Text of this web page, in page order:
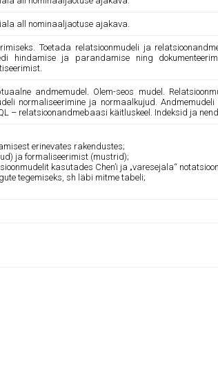
all nominaaljaotuse ajakava.
Toetada relatsioonmudeli ja
hindamise ja parandamise ning
andmemudel. Olem-seos mudel.
normaliseerimine ja normaalkujud.
– relatsioonandmebaasi käitluskeel. Indeksid ja
erinevates rakendustes;
ja formaliseerimist (mustrid);
kasutades Chen’i ja „varesejala“
tegemiseks, sh läbi mitme tabeli;